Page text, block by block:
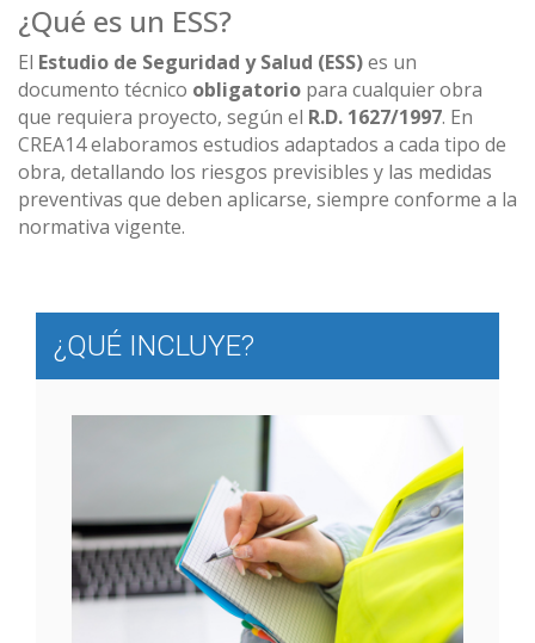
¿Qué es un ESS?
El Estudio de Seguridad y Salud (ESS)es un
documento técnico obligatorio para cualquier obra
que requiera proyecto, según el R.D. 1627/1997. En
CREA14 elaboramos estudios adaptados a cada tipo de
obra, detallando los riesgos previsibles y las medidas
preventivas que deben aplicarse, siempre conforme a la
normativa vigente.
¿QUÉ INCLUYE?